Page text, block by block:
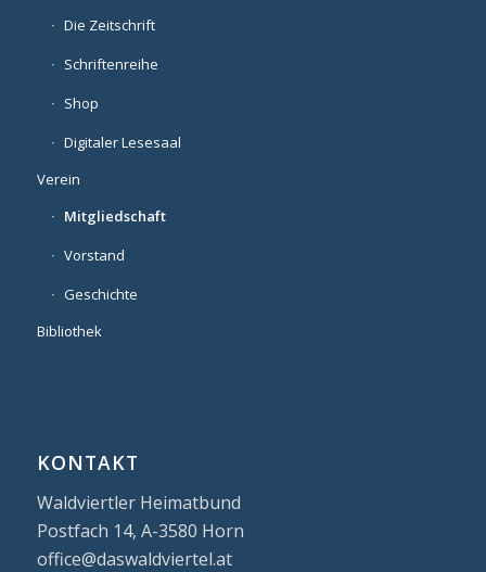
Die Zeitschrift
Schriftenreihe
Shop
Digitaler Lesesaal
Verein
Mitgliedschaft
Vorstand
Geschichte
Bibliothek
KONTAKT
Waldviertler Heimatbund
Postfach 14, A-3580 Horn
office@daswaldviertel.at